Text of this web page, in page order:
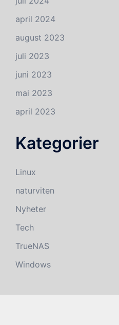
april 2024
august 2023
juli 2023
juni 2023
mai 2023
april 2023
Kategorier
Linux
naturviten
Nyheter
Tech
TrueNAS
Windows